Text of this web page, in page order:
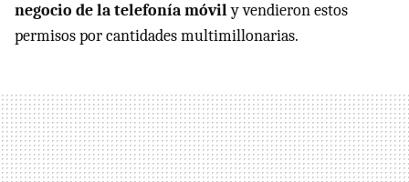
negocio de la telefonía móvily vendieron estos
permisos por cantidades multimillonarias.